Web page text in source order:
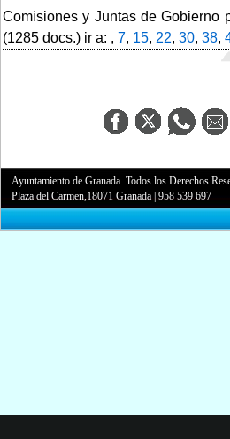
Comisiones y Juntas de Gobierno
(1285 docs.) ir a: , 7, 15, 22, 30, 38,
Ayuntamiento de Granada. Todos los Derechos
Plaza del Carmen,18071 Granada |958 539 697